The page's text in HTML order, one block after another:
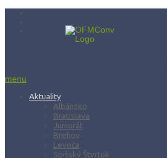
menu
Aktuality
Albánsko
Bratislava
Juniorát
Brehov
Levoča
Spišský Štvrtok